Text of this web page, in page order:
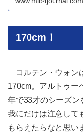
170cm！
コルテン・ウォン
170cm。アルトゥー
年で33才のシーズン
我にだけは注意して
もらえたらなと思い